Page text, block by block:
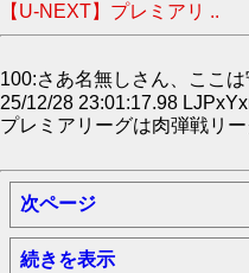
【U-NEXT】プレミアリ ..
100:さあ名無しさん、ここ
25/12/28 23:01:17.98
プレミアリーグは肉弾戦リ
次ページ
続きを表示